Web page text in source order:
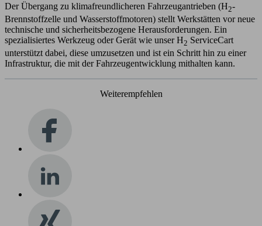
Der Übergang zu klimafreundlicheren Fahrzeugantrieben (H2-
Brennstoffzelle und Wasserstoffmotoren) stellt Werkstätten vor neue
technische und sicherheitsbezogene Herausforderungen. Ein
spezialisiertes Werkzeug oder Gerät wie unser H2 ServiceCart
unterstützt dabei, diese umzusetzen und ist ein Schritt hin zu einer
Infrastruktur, die mit der Fahrzeugentwicklung mithalten kann.
Weiterempfehlen